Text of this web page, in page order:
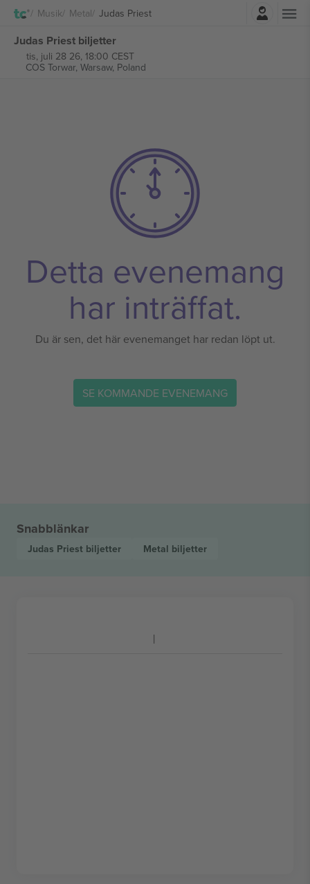
Musik Metal Judas Priest
Judas Priest biljetter
tis, juli 28 26, 18:00 CEST
COS Torwar, Warsaw, Poland
Detta evenemang
har inträffat.
Du är sen, det här evenemanget har redan löpt ut.
SE KOMMANDE EVENEMANG
Snabblänkar
Judas Priest biljetter Metal biljetter